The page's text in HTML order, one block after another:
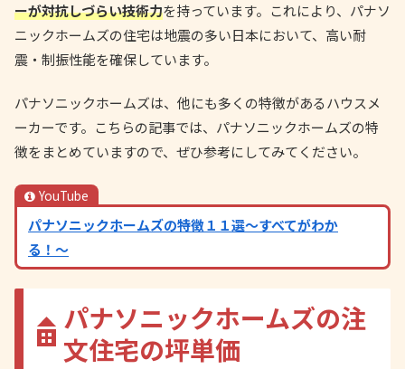
ーが対抗しづらい技術力を持っています。これにより、パナソ
ニックホームズの住宅は地震の多い日本において、高い耐
震・制振性能を確保しています。
パナソニックホームズは、他にも多くの特徴があるハウスメ
ーカーです。こちらの記事では、パナソニックホームズの特
徴をまとめていますので、ぜひ参考にしてみてください。
YouTube
パナソニックホームズの特徴１１選〜すべてがわか
る！〜
パナソニックホームズの注
文住宅の坪単価